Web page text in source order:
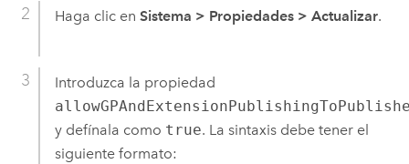
Haga clic en Sistema > Propiedades > Actualizar.
Introduzca la propiedad
y defínala como true. La sintaxis debe tener el
siguiente formato: